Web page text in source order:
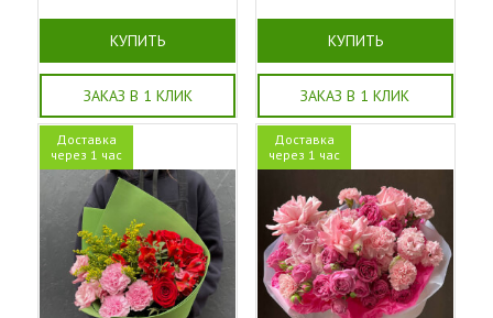
КУПИТЬ
ЗАКАЗ В 1 КЛИК
КУПИТЬ
ЗАКАЗ В 1 КЛИК
Доставка
через 1 час
Доставка
через 1 час